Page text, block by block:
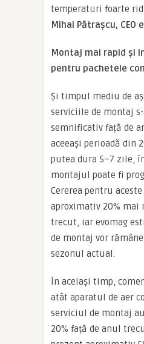
temperaturi foarte
Mihai Pătrașcu, CEO
Montaj mai rapid și
pentru pachetele
Și timpul mediu de
serviciile de montaj
semnificativ față de
aceeași perioadă din
putea dura 5–7 zile,
montajul poate fi
Cererea pentru
aproximativ 20% mai
trecut, iar evomag
de montaj vor
sezonul actual.
În același timp,
atât aparatul de aer
serviciul de montaj
20% față de anul